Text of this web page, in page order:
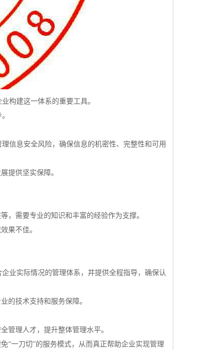
构建这一体系的重要工具。
信息安全风险，确保信息的机密性、完整性和可用
提供坚实保障。
，需要专业的知识和丰富的经验作为支撑。
果不佳。
业实际情况的管理体系，并提供全程指导，确保认
的技术支持和服务保障。
管理人才，提升整体管理水平。
“一刀切”的服务模式，从而真正帮助企业实现管理